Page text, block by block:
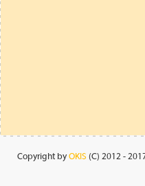
Copyright by OKIS (C) 2012 -